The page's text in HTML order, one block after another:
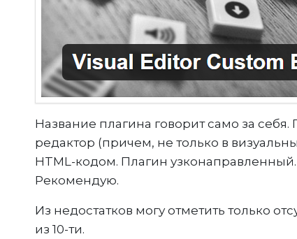
Название плагина говорит само за
редактор (причем, не только в
HTML-кодом. Плагин
Рекомендую.
Из недостатков могу отметить только
из 10-ти.